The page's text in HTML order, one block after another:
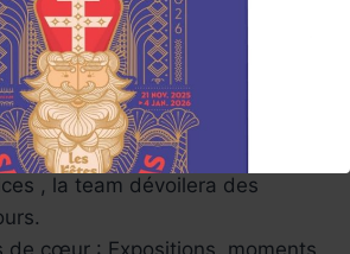
proposera reportages, brèves,
Focus, portraits… au fil des
qui commence sous les
, la team dévoilera des